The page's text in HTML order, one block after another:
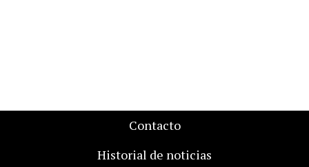
Contacto
Historial de noticias